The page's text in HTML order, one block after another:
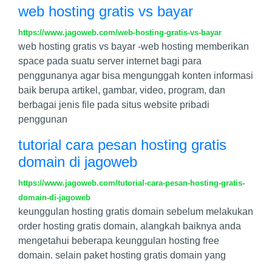
web hosting gratis vs bayar
https://www.jagoweb.com/web-hosting-gratis-vs-bayar
web hosting gratis vs bayar -web hosting memberikan
space pada suatu server internet bagi para
penggunanya agar bisa mengunggah konten informasi
baik berupa artikel, gambar, video, program, dan
berbagai jenis file pada situs website pribadi
penggunan
tutorial cara pesan hosting gratis
domain di jagoweb
https://www.jagoweb.com/tutorial-cara-pesan-hosting-gratis-
domain-di-jagoweb
keunggulan hosting gratis domain sebelum melakukan
order hosting gratis domain, alangkah baiknya anda
mengetahui beberapa keunggulan hosting free
domain. selain paket hosting gratis domain yang